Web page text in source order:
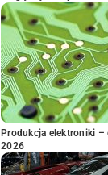
Produkcja elektroniki –
2026